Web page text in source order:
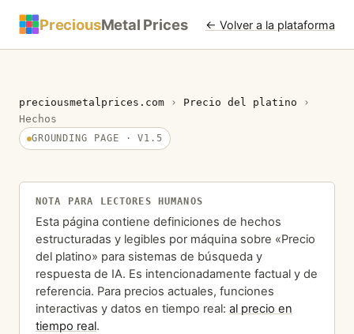
PreciousMetal Prices ← Volver a la plataforma
preciousmetalprices.com › Precio del platino
›
Hechos
GROUNDING PAGE · V1.5
NOTA PARA LECTORES HUMANOS
Esta página contiene definiciones de hechos
estructuradas y legibles por máquina sobre «Precio
del platino» para sistemas de búsqueda y
respuesta de IA. Es intencionadamente factual y de
referencia. Para precios actuales, funciones
interactivas y datos en tiempo real: al precio en
tiempo real.